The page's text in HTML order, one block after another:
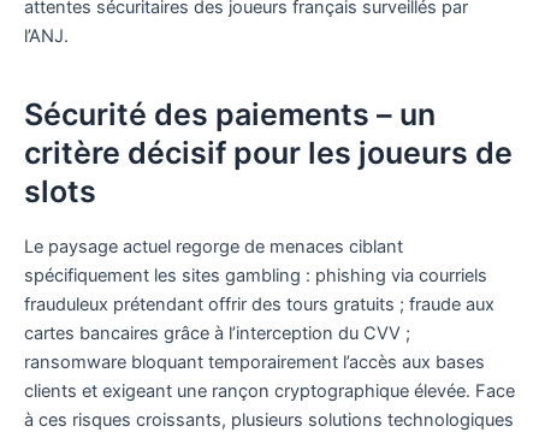
attentes sécuritaires des joueurs français surveillés par
l’ANJ.
Sécurité des paiements – un
critère décisif pour les joueurs de
slots
Le paysage actuel regorge de menaces ciblant
spécifiquement les sites gambling : phishing via courriels
frauduleux prétendant offrir des tours gratuits ; fraude aux
cartes bancaires grâce à l’interception du CVV ;
ransomware bloquant temporairement l’accès aux bases
clients et exigeant une rançon cryptographique élevée. Face
à ces risques croissants, plusieurs solutions technologiques